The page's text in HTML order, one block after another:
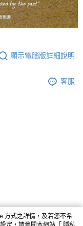
顯示電腦版詳細說明
客服
方式之詳情，及若您不希